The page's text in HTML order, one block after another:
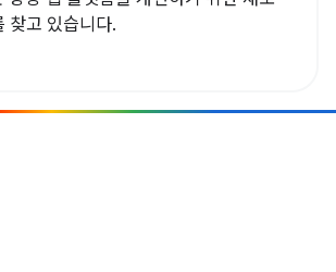
찾고 있습니다.